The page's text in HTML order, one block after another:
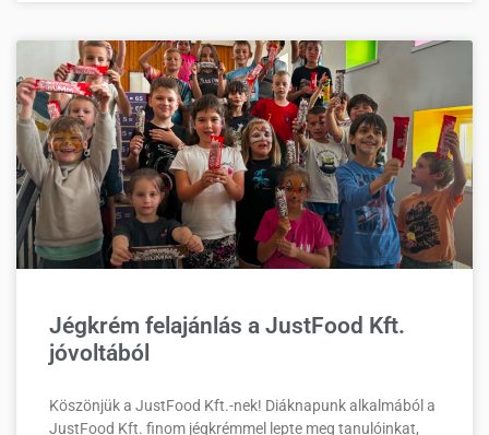
Jégkrém felajánlás a JustFood Kft.
jóvoltából
Köszönjük a JustFood Kft.-nek! Diáknapunk alkalmából a
JustFood Kft. finom jégkrémmel lepte meg tanulóinkat,